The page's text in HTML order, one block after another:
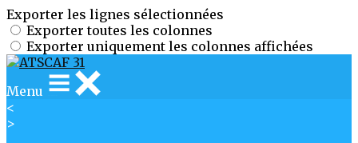
Exporter les lignes sélectionnées
Exporter toutes les colonnes
Exporter uniquement les colonnes affichées
Menu
<
>